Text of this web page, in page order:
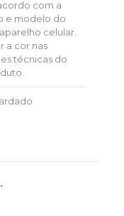
com a
e modelo do
celular.
a cor nas
técnicas do